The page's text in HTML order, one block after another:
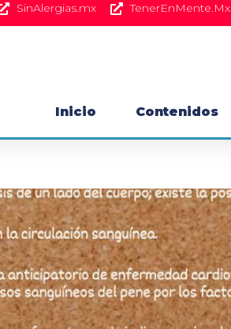
SinAlergias.mx TenerEnMente.Mx
Inicio Contenidos